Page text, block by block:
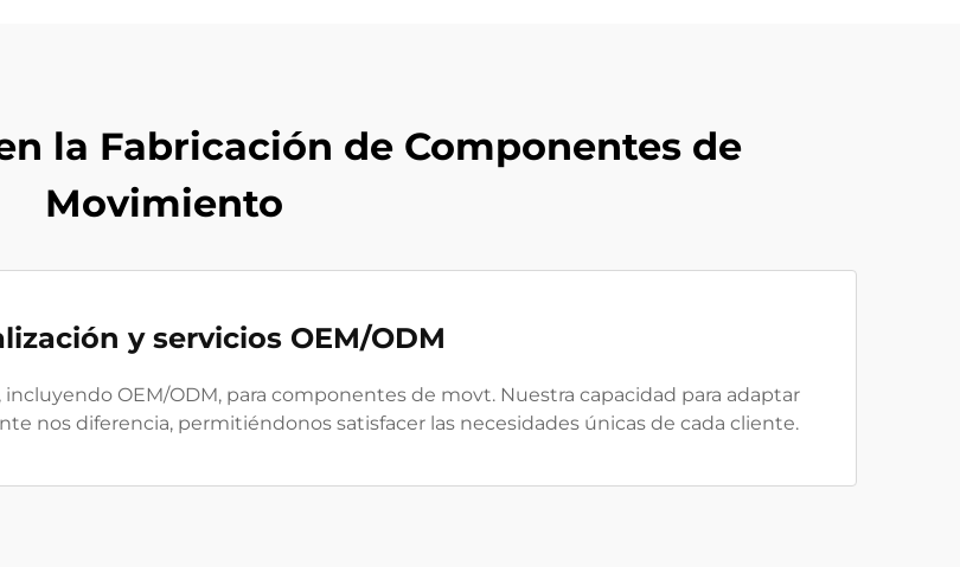
la Fabricación de Componentes de
Movimiento
y servicios OEM/ODM
OEM/ODM, para componentes de movt. Nuestra capacidad para adaptar
nos diferencia, permitiéndonos satisfacer las necesidades únicas de cada cliente.